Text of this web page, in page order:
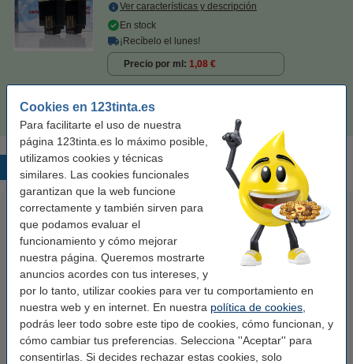
Cookies en 123tinta.es
Para facilitarte el uso de nuestra
página 123tinta.es lo máximo posible,
utilizamos cookies y técnicas
similares. Las cookies funcionales
garantizan que la web funcione
correctamente y también sirven para
que podamos evaluar el
funcionamiento y cómo mejorar
nuestra página. Queremos mostrarte
anuncios acordes con tus intereses, y
por lo tanto, utilizar cookies para ver tu comportamiento en
nuestra web y en internet. En nuestra política de cookies
podrás leer todo sobre este tipo de cookies, cómo funcionan, y
cómo cambiar tus preferencias. Selecciona ''Aceptar'' para
consentirlas. Si decides rechazar estas cookies, solo
Ver características y descripción
En stock
¡Recíbelo el lunes!
Precio por ml 1,08 €
32,50 €
Productos destacados
123tinta Papel fotográfico
Premium Glossy brillo alto | 10 x
15 cm | 260g | 100 hojas
123tinta Pilas Alcalinas Xtreme
Power AA - LR06 - MN1500 - 24
unidades